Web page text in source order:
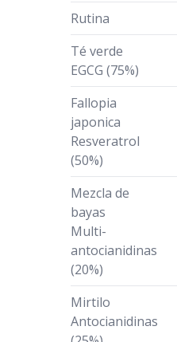
Rutina
Té verde
EGCG (75%)
Fallopia
japonica
Resveratrol
(50%)
Mezcla de
bayas
Multi-
antocianidinas
(20%)
Mirtilo
Antocianidinas